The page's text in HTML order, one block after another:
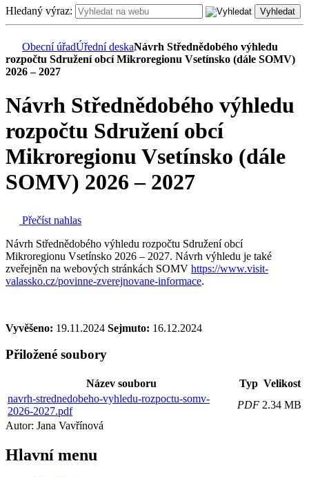
Hledaný výraz: Vyhledat
Obecní úřadÚřední deskaNávrh Střednědobého výhledu
rozpočtu Sdružení obcí Mikroregionu Vsetínsko (dále SOMV)
2026 – 2027
Návrh Střednědobého výhledu
rozpočtu Sdružení obcí
Mikroregionu Vsetínsko (dále
SOMV) 2026 – 2027
Přečíst nahlas
Návrh Střednědobého výhledu rozpočtu Sdružení obcí
Mikroregionu Vsetínsko 2026 – 2027. Návrh výhledu je také
zveřejněn na webových stránkách SOMV https://www.visit-
valassko.cz/povinne-zverejnovane-informace.
Vyvěšeno: 19.11.2024 Sejmuto: 16.12.2024
Přiložené soubory
Název souboru Typ Velikost
navrh-strednedobeho-vyhledu-rozpoctu-somv-
2026-2027.pdf
PDF 2.34 MB
Autor: Jana Vavřínová
Hlavní menu